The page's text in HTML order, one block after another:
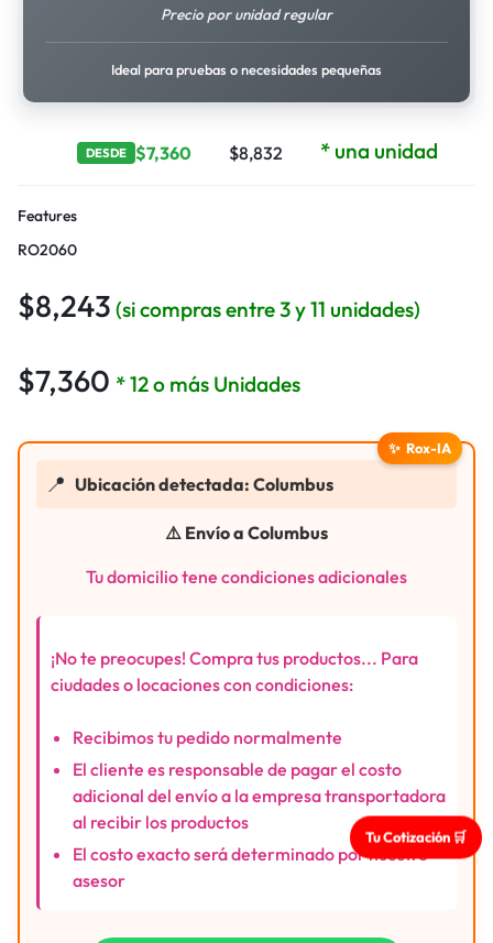
Precio por unidad regular
Ideal para pruebas o necesidades pequeñas
DESDE $7,360 $8,832 * una unidad
Features
RO2060
$8,243 (si compras entre 3 y 11 unidades)
$7,360 * 12 o más Unidades
✨ Rox-IA
📍 Ubicación detectada: Columbus
⚠️ Envío a Columbus
Tu domicilio tene condiciones adicionales
¡No te preocupes! Compra tus productos... Para
ciudades o locaciones con condiciones:
Recibimos tu pedido normalmente
El cliente es responsable de pagar el costo
adicional del envío a la empresa transportadora
al recibir los productos
El costo exacto será determinado por nuestro
asesor
Tu Cotización 🛒